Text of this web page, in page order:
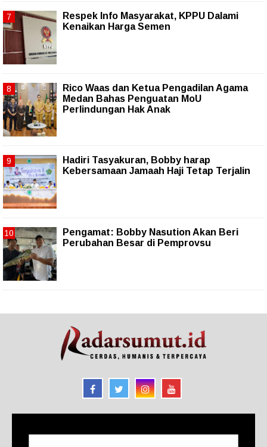
Respek Info Masyarakat, KPPU Dalami
Kenaikan Harga Semen
Rico Waas dan Ketua Pengadilan Agama
Medan Bahas Penguatan MoU
Perlindungan Hak Anak
Hadiri Tasyakuran, Bobby harap
Kebersamaan Jamaah Haji Tetap Terjalin
Pengamat: Bobby Nasution Akan Beri
Perubahan Besar di Pemprovsu